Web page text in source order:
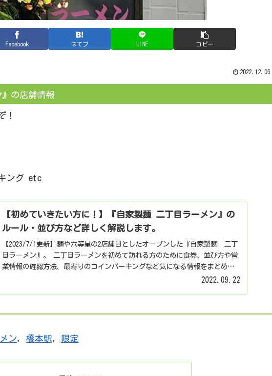
Facebook はてブ LINE コピー
2022.12.06
』の店舗情報
！
ング etc
【初めていきたい方に！】『自家製麺 二丁目ラーメン』の
ルール・並び方など詳しく解説します。
【2023/7/1更新】麺や六等星の2店舗目としたオープンした『自家製麺 二丁
目ラーメン』。 二丁目ラーメンを初めて訪れる方のために食券、並び方や営
業情報の確認方法、最寄りのコインパーキングなど気になる情報をまとめま
2022.09.22
ン, 橋本駅, 限定